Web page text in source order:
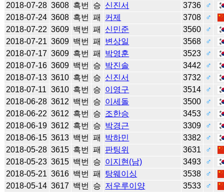
2018-07-28 3608 흑번 승 신진서 3736
♂
2018-07-24 3608 흑번 패 커제 3708
♂
2018-07-22 3609 백번 패 신민준 3560
♂
2018-07-21 3609 백번 패 변상일 3568
♂
2018-07-17 3609 흑번 패 박영훈 3523
♂
2018-07-16 3609 백번 승 박진솔 3442
♂
2018-07-13 3610 흑번 승 신진서 3732
♂
2018-07-11 3610 흑번 승 이영구 3514
♂
2018-06-28 3612 백번 승 이세돌 3500
♂
2018-06-22 3612 흑번 승 조한승 3453
♂
2018-06-19 3612 흑번 승 박경근 3309
♂
2018-06-15 3613 백번 패 박하민 3382
♂
2018-05-28 3615 흑번 패 판팅위 3631
♂
2018-05-23 3615 백번 승 이지현(남) 3493
♂
2018-05-21 3616 백번 패 탕웨이싱 3538
♂
2018-05-14 3617 백번 승 저우루이양 3533
♂